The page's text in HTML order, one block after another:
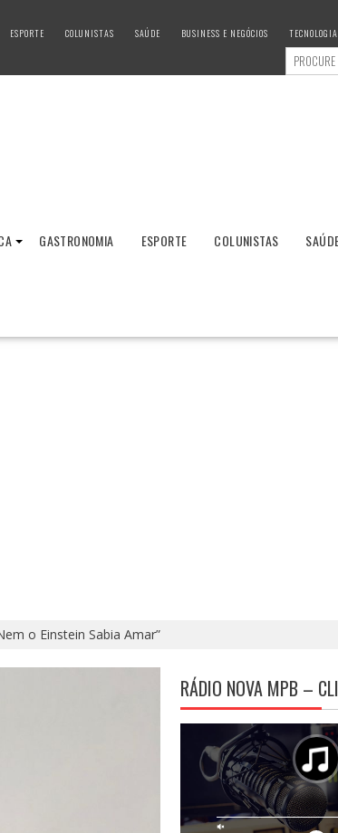
ESPORTE COLUNISTAS SAÚDE BUSINESS E NEGÓCIOS TECNOLOGIA
GASTRONOMIA ESPORTE COLUNISTAS
o Einstein Sabia Amar”
RÁDIO NOVA MPB –